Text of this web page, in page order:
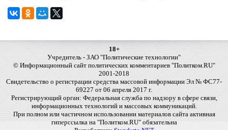
18+
Учредитель - ЗАО "Политические технологии"
© Информационный сайт политических комментариев "Политком.RU"
2001-2018
Свидетельство о регистрации средства массовой информации Эл № ФС77-
69227 от 06 апреля 2017 г.
Регистрирующий орган: Федеральная служба по надзору в сфере связи,
информационных технологий и массовых коммуникаций.
При полном или частичном использовании материалов сайта активная
гиперссылка на "Политком.RU" обязательна